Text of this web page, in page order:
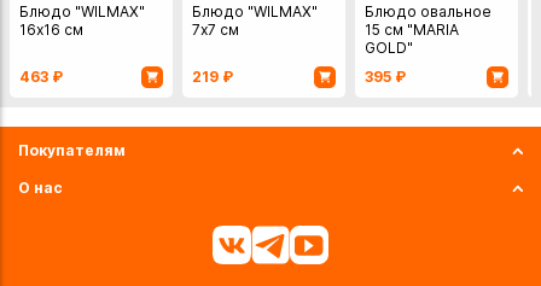
Блюдо "WILMAX"
16х16 см
463 ₽
Блюдо "WILMAX"
7х7 см
219 ₽
Блюдо овальное
15 см "MARIA
GOLD"
395 ₽
Покупателям
О нас